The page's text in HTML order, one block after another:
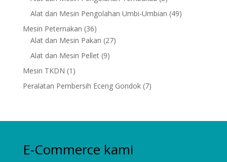
products
Alat dan Mesin Pengolahan Umbi-Umbian 4949
Mesin Peternakan 3636
products
Alat dan Mesin Pakan 2727
Alat dan Mesin Pellet 99
Mesin TKDN 1 1
product
Peralatan Pembersih Eceng Gondok 77
E-Commerce kami